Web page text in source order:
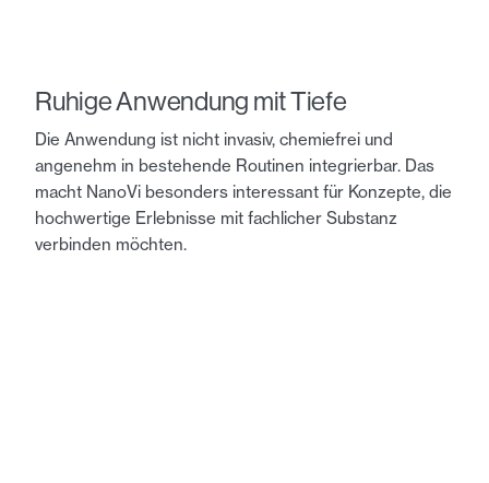
Ruhige Anwendung mit Tiefe
Die Anwendung ist nicht invasiv, chemiefrei und
angenehm in bestehende Routinen integrierbar. Das
macht NanoVi besonders interessant für Konzepte, die
hochwertige Erlebnisse mit fachlicher Substanz
verbinden möchten.